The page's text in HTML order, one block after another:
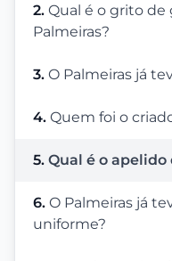
2. Qual é o grito de
Palmeiras?
3. O Palmeiras já
4. Quem foi o
5. Qual é o apelido
6. O Palmeiras já
uniforme?